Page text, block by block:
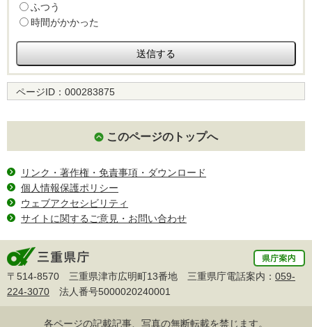
ふつう
時間がかかった
ページID： 000283875
このページのトップへ
リンク・著作権・免責事項・ダウンロード
個人情報保護ポリシー
ウェブアクセシビリティ
サイトに関するご意見・お問い合わせ
〒514-8570 三重県津市広明町13番地 三重県庁電話案内： 059-
224-3070 法人番号5000020240001
各ページの記載記事、写真の無断転載を禁じます。